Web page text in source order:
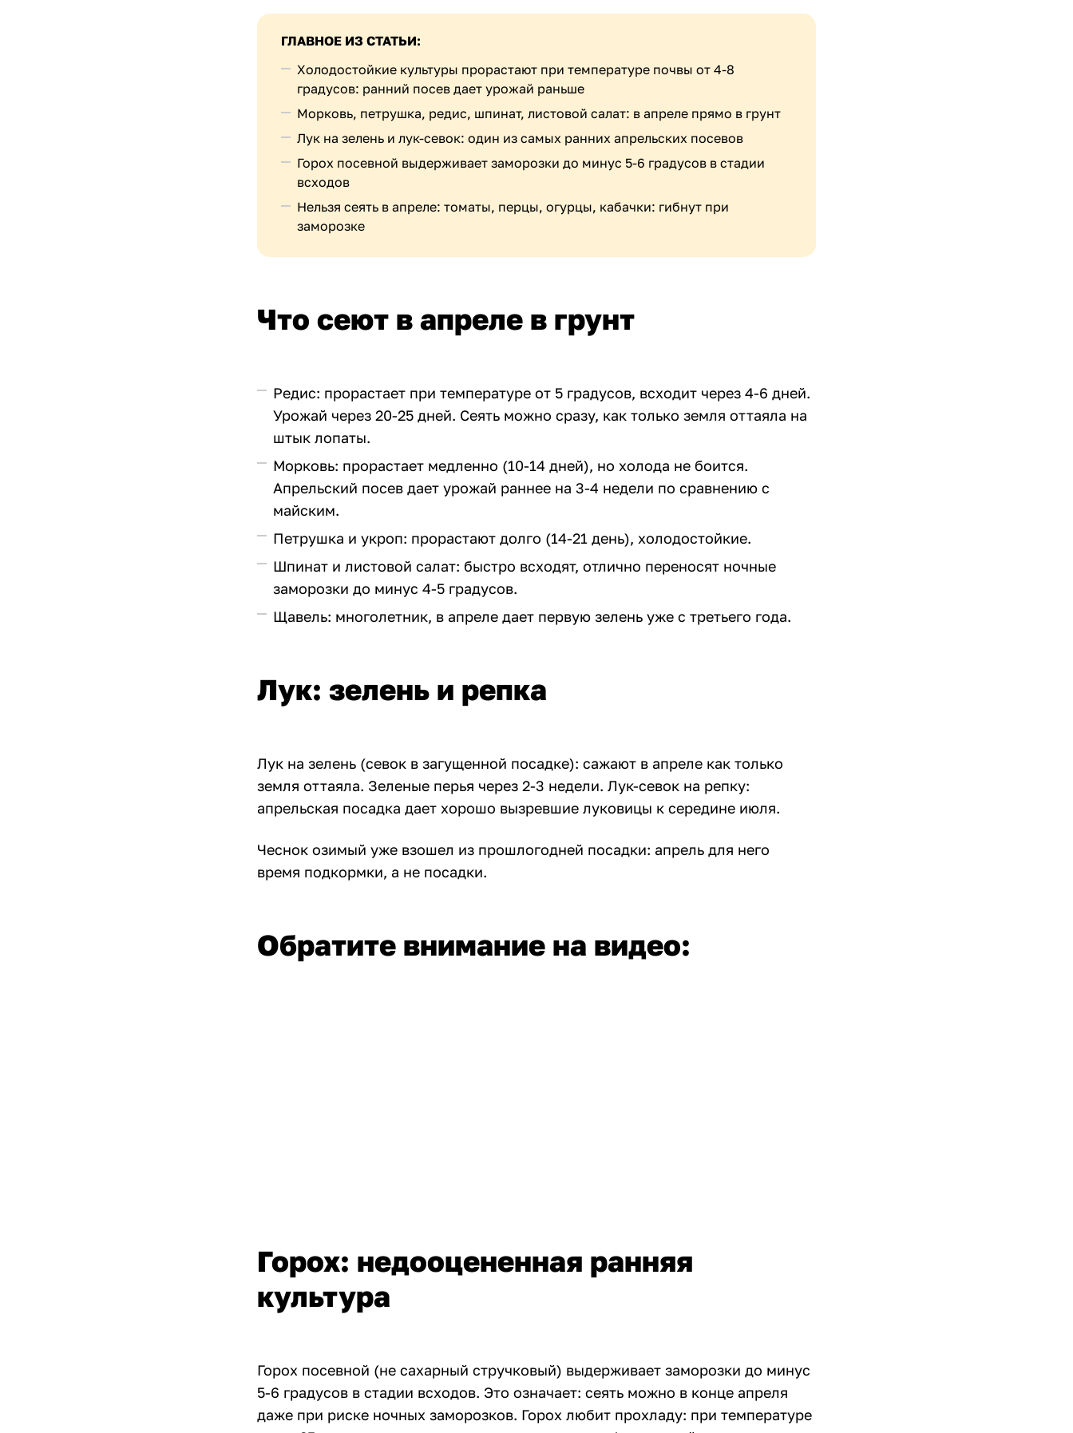
ГЛАВНОЕ ИЗ СТАТЬИ:
Холодостойкие культуры прорастают при температуре почвы от 4-8
градусов: ранний посев дает урожай раньше
Морковь, петрушка, редис, шпинат, листовой салат: в апреле прямо в грунт
Лук на зелень и лук-севок: один из самых ранних апрельских посевов
Горох посевной выдерживает заморозки до минус 5-6 градусов в стадии
всходов
Нельзя сеять в апреле: томаты, перцы, огурцы, кабачки: гибнут при
заморозке
Что сеют в апреле в грунт
Редис: прорастает при температуре от 5 градусов, всходит через 4-6 дней.
Урожай через 20-25 дней. Сеять можно сразу, как только земля оттаяла на
штык лопаты.
Морковь: прорастает медленно (10-14 дней), но холода не боится.
Апрельский посев дает урожай раннее на 3-4 недели по сравнению с
майским.
Петрушка и укроп: прорастают долго (14-21 день), холодостойкие.
Шпинат и листовой салат: быстро всходят, отлично переносят ночные
заморозки до минус 4-5 градусов.
Щавель: многолетник, в апреле дает первую зелень уже с третьего года.
Лук: зелень и репка
Лук на зелень (севок в загущенной посадке): сажают в апреле как только
земля оттаяла. Зеленые перья через 2-3 недели. Лук-севок на репку:
апрельская посадка дает хорошо вызревшие луковицы к середине июля.
Чеснок озимый уже взошел из прошлогодней посадки: апрель для него
время подкормки, а не посадки.
Обратите внимание на видео:
Горох: недооцененная ранняя
культура
Горох посевной (не сахарный стручковый) выдерживает заморозки до минус
5-6 градусов в стадии всходов. Это означает: сеять можно в конце апреля
даже при риске ночных заморозков. Горох любит прохладу: при температуре